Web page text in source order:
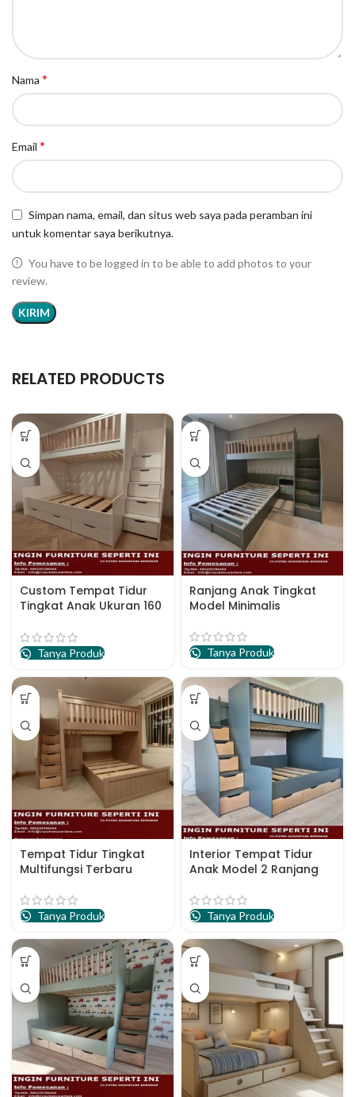
Nama *
Email *
Simpan nama, email, dan situs web saya pada peramban ini
untuk komentar saya berikutnya.
You have to be logged in to be able to add photos to your
review.
RELATED PRODUCTS
Custom Tempat Tidur
Tingkat Anak Ukuran 160
Tanya Produk
Ranjang Anak Tingkat
Model Minimalis
Tanya Produk
Tempat Tidur Tingkat
Multifungsi Terbaru
Tanya Produk
Interior Tempat Tidur
Anak Model 2 Ranjang
Tanya Produk